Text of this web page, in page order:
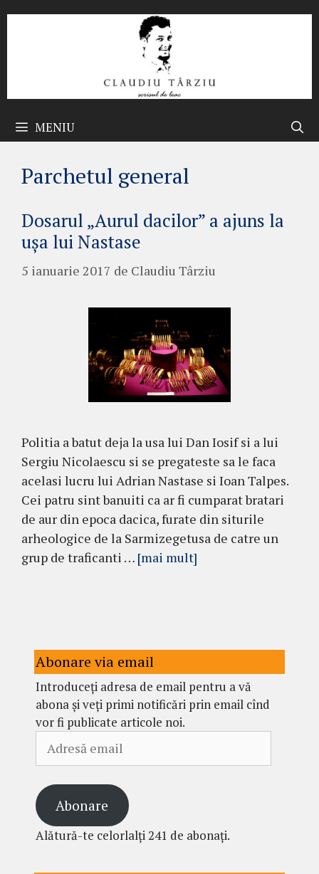
MENIU
Parchetul general
Dosarul „Aurul dacilor” a ajuns la
ușa lui Nastase
5 ianuarie 2017 de Claudiu Târziu
Politia a batut deja la usa lui Dan Iosif si a lui
Sergiu Nicolaescu si se pregateste sa le faca
acelasi lucru lui Adrian Nastase si Ioan Talpes.
Cei patru sint banuiti ca ar fi cumparat bratari
de aur din epoca dacica, furate din siturile
arheologice de la Sarmizegetusa de catre un
grup de traficanti … [mai mult]
Abonare via email
Introduceți adresa de email pentru a vă
abona și veți primi notificări prin email cînd
vor fi publicate articole noi.
email
Abonare
Alătură-te celorlalți 241 de abonați.